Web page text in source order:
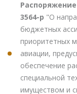
3564-р "О
бюджетных
приоритетных
авиации,
обеспечение
специальной
имуществом и